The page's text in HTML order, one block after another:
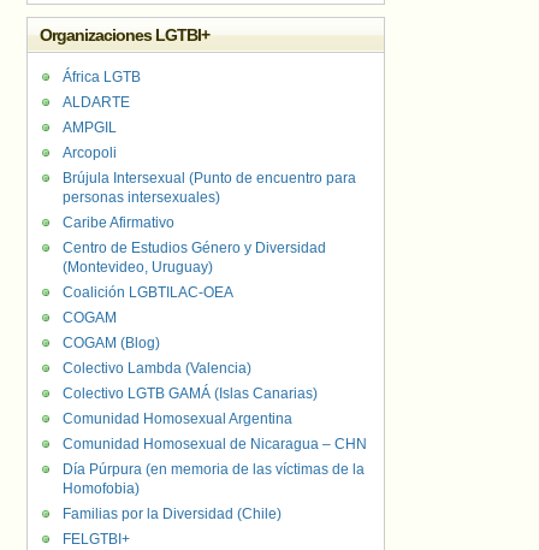
Organizaciones LGTBI+
África LGTB
ALDARTE
AMPGIL
Arcopoli
Brújula Intersexual (Punto de encuentro para
personas intersexuales)
Caribe Afirmativo
Centro de Estudios Género y Diversidad
(Montevideo, Uruguay)
Coalición LGBTILAC-OEA
COGAM
COGAM (Blog)
Colectivo Lambda (Valencia)
Colectivo LGTB GAMÁ (Islas Canarias)
Comunidad Homosexual Argentina
Comunidad Homosexual de Nicaragua – CHN
Día Púrpura (en memoria de las víctimas de la
Homofobia)
Familias por la Diversidad (Chile)
FELGTBI+